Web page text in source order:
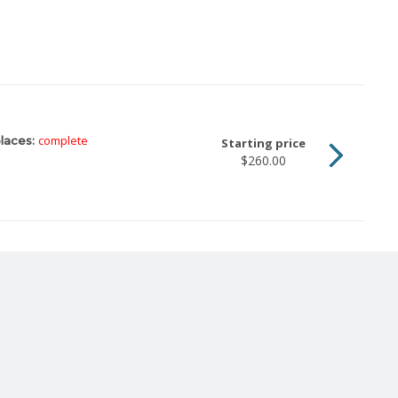
complete Starting price
$260.00